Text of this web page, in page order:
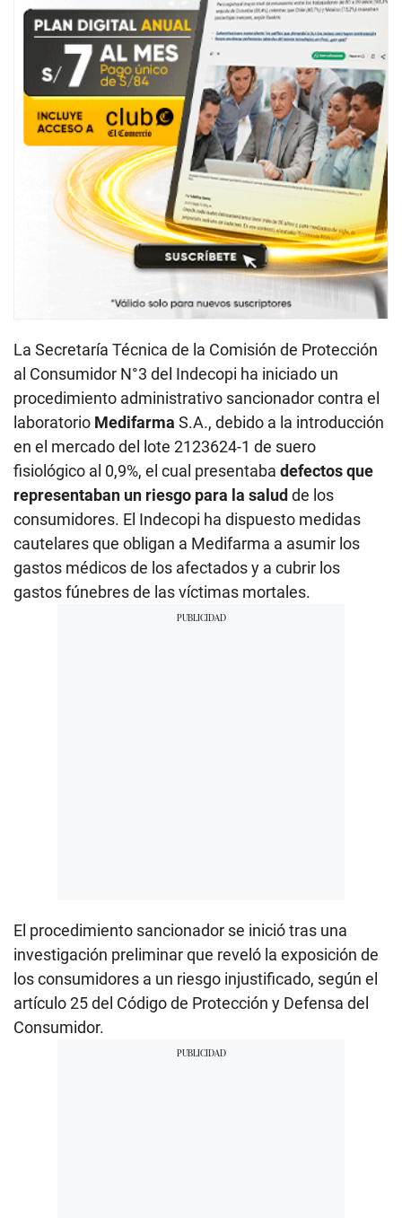
La Secretaría Técnica de la Comisión de Protección
al Consumidor N°3 del Indecopi ha iniciado un
procedimiento administrativo sancionador contra el
laboratorio Medifarma S.A., debido a la introducción
en el mercado del lote 2123624-1 de suero
fisiológico al 0,9%, el cual presentaba defectos que
representaban un riesgo para la salud de los
consumidores. El Indecopi ha dispuesto medidas
cautelares que obligan a Medifarma a asumir los
gastos médicos de los afectados y a cubrir los
gastos fúnebres de las víctimas mortales.
El procedimiento sancionador se inició tras una
investigación preliminar que reveló la exposición de
los consumidores a un riesgo injustificado, según el
artículo 25 del Código de Protección y Defensa del
Consumidor.